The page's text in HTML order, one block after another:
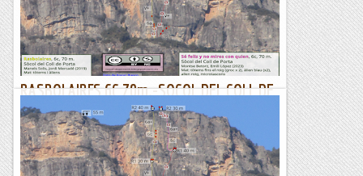
RASBOLAIRES 6C 70m.-SOCOL DEL COLL DE
PORTA-MONTROIG
Bon Any gent , desitgem de tot cor que aquet any que
comencen us sigo ben profitós. Nosaltres us farem un petit
recull dels desitjos que tenim i que n’estem del tot...